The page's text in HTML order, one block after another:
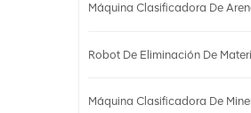
Máquina Clasificadora De
Robot De Eliminación De
Máquina Clasificadora De